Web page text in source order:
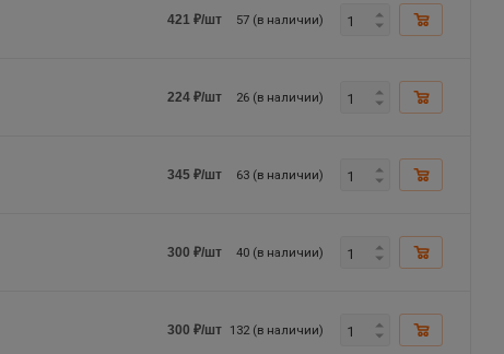
421 ₽/шт 57 (в наличии)
224 ₽/шт 26 (в наличии)
345 ₽/шт 63 (в наличии)
300 ₽/шт 40 (в наличии)
300 ₽/шт 132 (в наличии)